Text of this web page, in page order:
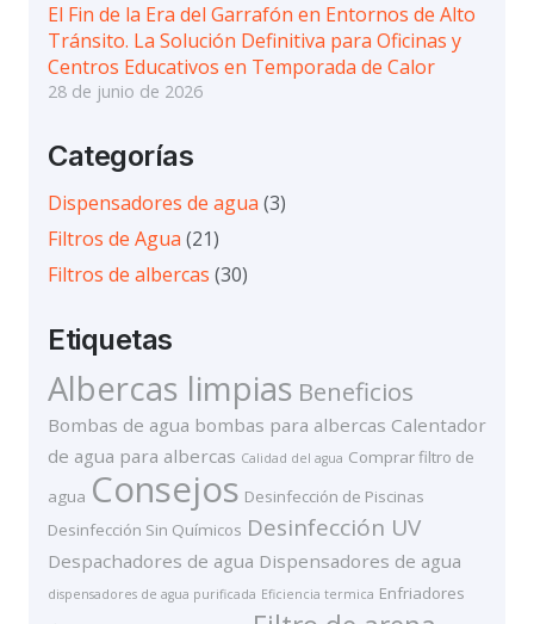
El Fin de la Era del Garrafón en Entornos de Alto
Tránsito. La Solución Definitiva para Oficinas y
Centros Educativos en Temporada de Calor
28 de junio de 2026
Categorías
Dispensadores de agua (3)
Filtros de Agua (21)
Filtros de albercas (30)
Etiquetas
Albercas limpias Beneficios
Bombas de agua bombas para albercas Calentador
de agua para albercas Calidad del agua Comprar filtro de
agua Consejos Desinfección de Piscinas
Desinfección Sin Químicos Desinfección UV
Despachadores de agua Dispensadores de agua
dispensadores de agua purificada Eficiencia termica Enfriadores